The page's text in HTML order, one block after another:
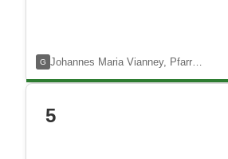
G Johannes Maria Vianney, Pfarr…
5